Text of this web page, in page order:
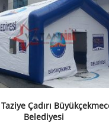
Çadırı
Belediyesi